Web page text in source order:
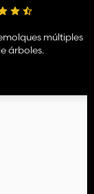
múltiples
árboles.